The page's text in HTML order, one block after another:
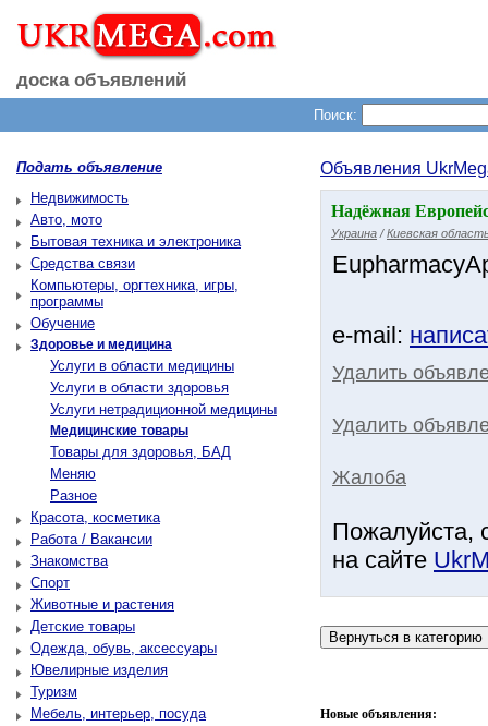
доска объявлений
Поиск:
Подать объявление
Недвижимость
Авто, мото
Бытовая техника и электроника
Средства связи
Компьютеры, оргтехника, игры,
программы
Обучение
Здоровье и медицина
Услуги в области медицины
Услуги в области здоровья
Услуги нетрадиционной медицины
Медицинские товары
Товары для здоровья, БАД
Меняю
Разное
Красота, косметика
Работа / Вакансии
Знакомства
Спорт
Животные и растения
Детские товары
Одежда, обувь, аксессуары
Ювелирные изделия
Туризм
Мебель, интерьер, посуда
Объявления
Надёжная
Украина /Киевская
e-mail:
Удалить
Удалить
Жалоба
Пожалуйста,
на сайте
Новые объявления: